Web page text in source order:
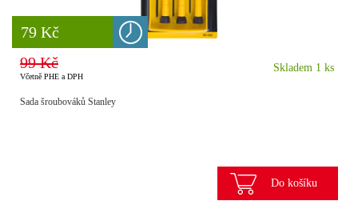
8 777 Kč
79 Kč
99 Kč
Včetně PHE a DPH
Skladem 1 ks
Sada šroubováků Stanley
Do košíku